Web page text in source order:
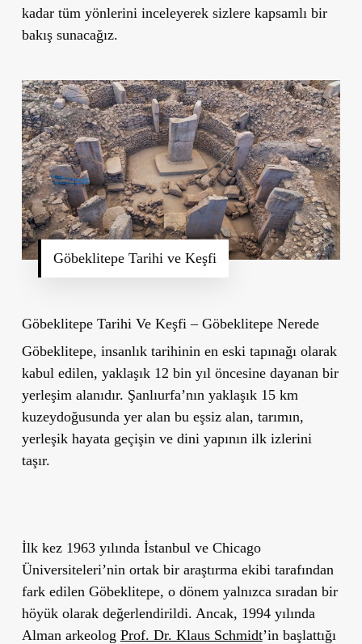
kadar tüm yönlerini inceleyerek sizlere kapsamlı bir
bakış sunacağız.
Göbeklitepe Tarihi ve Keşfi
Göbeklitepe Tarihi Ve Keşfi – Göbeklitepe Nerede
Göbeklitepe, insanlık tarihinin en eski tapınağı olarak
kabul edilen, yaklaşık 12 bin yıl öncesine dayanan bir
yerleşim alanıdır. Şanlıurfa’nın yaklaşık 15 km
kuzeydoğusunda yer alan bu eşsiz alan, tarımın,
yerleşik hayata geçişin ve dini yapının ilk izlerini
taşır.
İlk kez 1963 yılında İstanbul ve Chicago
Üniversiteleri’nin ortak bir araştırma ekibi tarafından
fark edilen Göbeklitepe, o dönem yalnızca sıradan bir
höyük olarak değerlendirildi. Ancak, 1994 yılında
Alman arkeolog Prof. Dr. Klaus Schmidt’in başlattığı